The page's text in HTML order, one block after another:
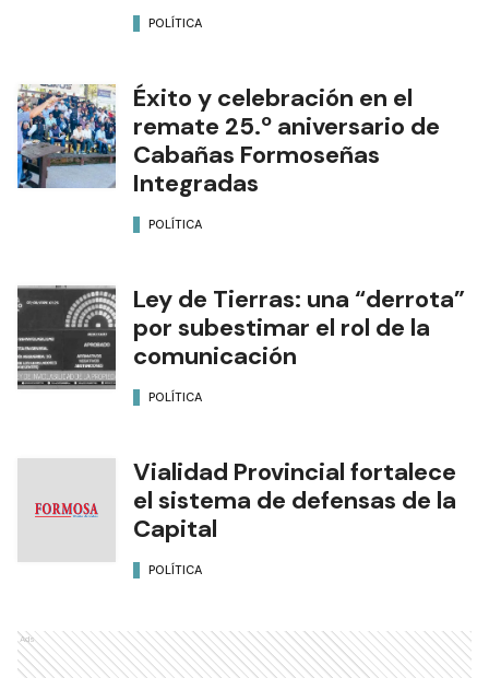
POLÍTICA
Éxito y celebración en el
remate 25.º aniversario de
Cabañas Formoseñas
Integradas
POLÍTICA
Ley de Tierras: una “derrota”
por subestimar el rol de la
comunicación
POLÍTICA
Vialidad Provincial fortalece
el sistema de defensas de la
Capital
POLÍTICA
Ads